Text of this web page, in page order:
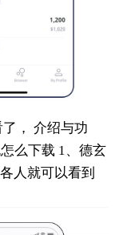
， 介绍与功
么下载 1、德玄
人就可以看到